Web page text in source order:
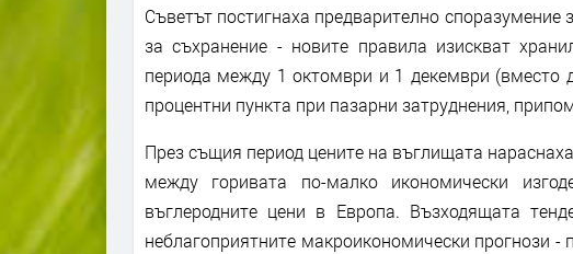
Съветът постигнаха предварително
за съхранение - новите правила изискват
периода между 1 октомври и 1 декември (вместо
процентни пункта при пазарни затруднения,
През същия период цените на въглищата
между горивата по-малко икономически
въглеродните цени в Европа. Възходящата
неблагоприятните макроикономически прогнози -